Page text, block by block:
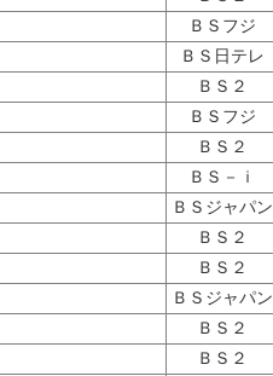
ＢＳフジ
ＢＳ日テレ
ＢＳ２
ＢＳフジ
ＢＳ２
ＢＳ－ｉ
ＢＳジャパン
ＢＳ２
ＢＳ２
ＢＳジャパン
ＢＳ２
ＢＳ２